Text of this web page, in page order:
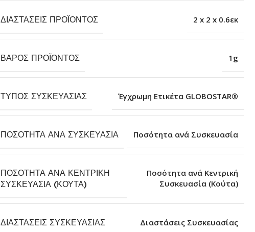
ΔΙΑΣΤΆΣΕΙΣ ΠΡΟΪΌΝΤΟΣ 2 x 2 x 0.6εκ
ΒΆΡΟΣ ΠΡΟΪΌΝΤΟΣ 1g
ΤΎΠΟΣ ΣΥΣΚΕΥΑΣΊΑΣ Έγχρωμη Ετικέτα GLOBOSTAR®
ΠΟΣΌΤΗΤΑ ΑΝΆ ΣΥΣΚΕΥΑΣΊΑ Ποσότητα ανά Συσκευασία
ΠΟΣΌΤΗΤΑ ΑΝΆ ΚΕΝΤΡΙΚΉ
ΣΥΣΚΕΥΑΣΊΑ (ΚΟΎΤΑ)
Ποσότητα ανά Κεντρική
Συσκευασία (Κούτα)
ΔΙΑΣΤΆΣΕΙΣ ΣΥΣΚΕΥΑΣΊΑΣ Διαστάσεις Συσκευασίας